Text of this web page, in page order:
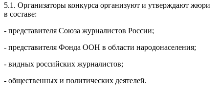
5.1. Организаторы конкурса организуют и утверждают жюри
в составе:
- представителя Союза журналистов России;
- представителя Фонда ООН в области народонаселения;
- видных российских журналистов;
- общественных и политических деятелей.